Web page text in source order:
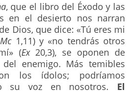
, que el libro del Éxodo y las
en el desierto nos narran
Dios, que dice: «Tú eres mi
Mc 1,11) y «no tendrás otros
(Ex20,3), se oponen de
enemigo. Más temibles
los ídolos; podríamos
su voz en nosotros. El